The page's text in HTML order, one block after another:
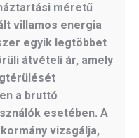
méretű
villamos energia
egyik legtöbbet
átvételi ár, amely
a bruttó
esetében. A
vizsgálja,